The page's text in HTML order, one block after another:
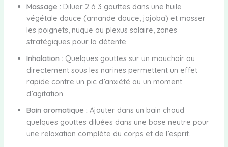
Massage : Diluer 2 à 3 gouttes dans une huile
végétale douce (amande douce, jojoba) et masser
les poignets, nuque ou plexus solaire, zones
stratégiques pour la détente.
Inhalation : Quelques gouttes sur un mouchoir ou
directement sous les narines permettent un effet
rapide contre un pic d’anxiété ou un moment
d’agitation.
Bain aromatique : Ajouter dans un bain chaud
quelques gouttes diluées dans une base neutre pour
une relaxation complète du corps et de l’esprit.